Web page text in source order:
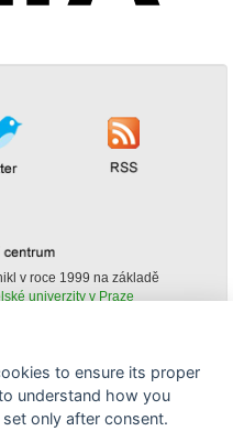
v roce 1999 na základě
univerzity v Praze
AGRIS je možné
uvedení zdroje v podobě
v AGRISu.
to ensure its proper
understand how you
only after consent.